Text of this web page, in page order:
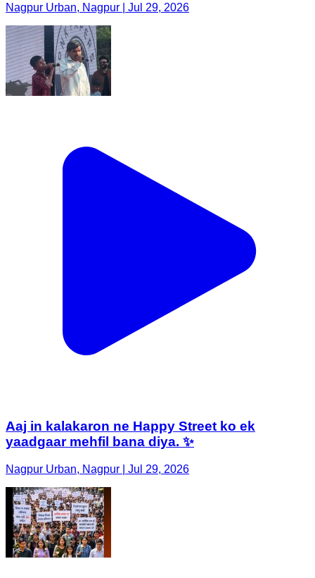
Nagpur Urban, Nagpur | Jul 29, 2026
Aaj in kalakaron ne Happy Street ko ek
yaadgaar mehfil bana diya. ✨
Nagpur Urban, Nagpur | Jul 29, 2026